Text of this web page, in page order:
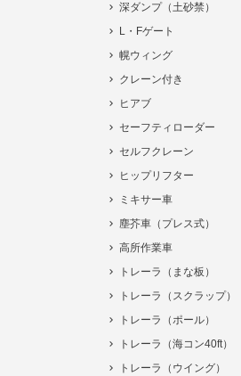
深ダンプ（土砂禁）
L・Fゲート
幌ウィング
クレーン付き
ヒアブ
セーフティローダー
セルフクレーン
ヒップリフター
ミキサー車
塵芥車（プレス式）
高所作業車
トレーラ（まな板）
トレーラ（スクラップ）
トレーラ（ポール）
トレーラ（海コン40ft）
トレーラ（ウイング）